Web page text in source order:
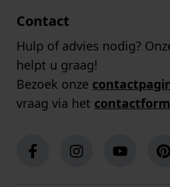
Contact
Hulp of advies nodig?
helpt u graag!
Bezoek onze
vraag via het